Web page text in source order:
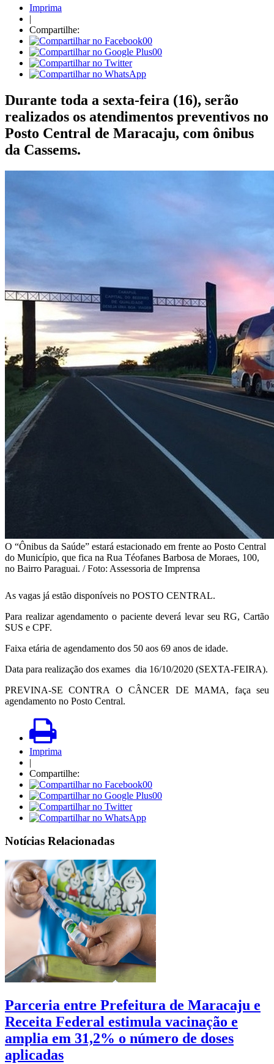
Imprima
|
Compartilhe:
00
00
Durante toda a sexta-feira (16), serão
realizados os atendimentos preventivos no
Posto Central de Maracaju, com ônibus
da Cassems.
O “Ônibus da Saúde” estará estacionado em frente ao Posto Central
do Município, que fica na Rua Téofanes Barbosa de Moraes, 100,
no Bairro Paraguai. / Foto: Assessoria de Imprensa
As vagas já estão disponíveis no POSTO CENTRAL.
Para realizar agendamento o paciente deverá levar seu RG, Cartão
SUS e CPF.
Faixa etária de agendamento dos 50 aos 69 anos de idade.
Data para realização dos exames dia 16/10/2020 (SEXTA-FEIRA).
PREVINA-SE CONTRA O CÂNCER DE MAMA, faça seu
agendamento no Posto Central.
Imprima
|
Compartilhe:
00
00
Notícias Relacionadas
Parceria entre Prefeitura de Maracaju e
Receita Federal estimula vacinação e
amplia em 31,2% o número de doses
aplicadas